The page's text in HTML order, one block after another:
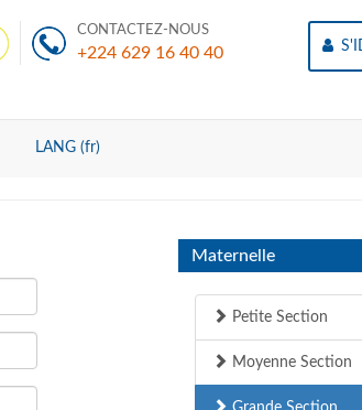
CONTACTEZ-NOUS
+224 629 16 40 40
LANG (fr)
Maternelle
Petite Section
Moyenne Section